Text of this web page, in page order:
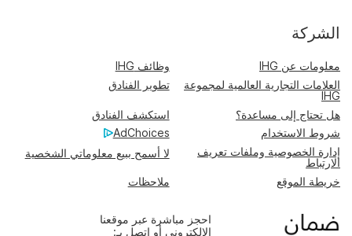
الشركة
معلومات عن IHG
وظائف IHG
العلامات التجارية العالمية لمجموعة
IHG
تطوير الفنادق
هل تحتاج إلى مساعدة؟
استكشف الفنادق
شروط الاستخدام
AdChoices
إدارة الخصوصية وملفات تعريف
الارتباط
لا أسمح ببيع معلوماتي الشخصية
خريطة الموقع ملاحظات
احجز مباشرة عبر موقعنا
الإلكتروني أو اتصل بـ: